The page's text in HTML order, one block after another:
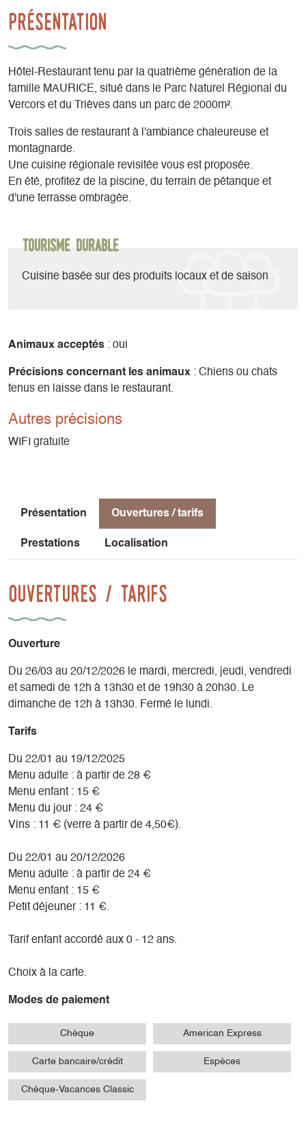
Présentation
Hôtel-Restaurant tenu par la quatrième génération de la
famille MAURICE, situé dans le Parc Naturel Régional du
Vercors et du Trièves dans un parc de 2000m².
Trois salles de restaurant à l'ambiance chaleureuse et
montagnarde.
Une cuisine régionale revisitée vous est proposée.
En été, profitez de la piscine, du terrain de pétanque et
d'une terrasse ombragée.
Tourisme durable
Cuisine basée sur des produits locaux et de saison
Animaux acceptés : oui
Précisions concernant les animaux : Chiens ou chats
tenus en laisse dans le restaurant.
Autres précisions
WIFI gratuite
Présentation Ouvertures / tarifs
Prestations Localisation
Ouvertures / tarifs
Ouverture
Du 26/03 au 20/12/2026 le mardi, mercredi, jeudi, vendredi
et samedi de 12h à 13h30 et de 19h30 à 20h30. Le
dimanche de 12h à 13h30. Fermé le lundi.
Tarifs
Du 22/01 au 19/12/2025
Menu adulte : à partir de 28 €
Menu enfant : 15 €
Menu du jour : 24 €
Vins : 11 € (verre à partir de 4,50€).
Du 22/01 au 20/12/2026
Menu adulte : à partir de 24 €
Menu enfant : 15 €
Petit déjeuner : 11 €.
Tarif enfant accordé aux 0 - 12 ans.
Choix à la carte.
Modes de paiement
Chèque American Express
Carte bancaire/crédit Espèces
Chèque-Vacances Classic